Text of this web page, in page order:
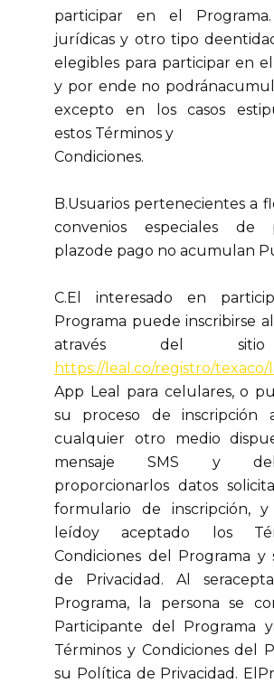
participar en el Programa.
jurídicas y otro tipo
elegibles para participar en
y por ende no
excepto en los casos
estos Términos y
Condiciones.
B.Usuarios pertenecientes a
convenios especiales de
plazode pago no acumulan
C.El interesado en
Programa puede inscribirse
através del
https://leal.co/registro/texaco/
App Leal para celulares, o
su proceso de inscripción
cualquier otro medio
mensaje SMS y
proporcionarlos datos
formulario de inscripción,
leídoy aceptado los
Condiciones del Programa y
de Privacidad. Al
Programa, la persona se
Participante del Programa
Términos y Condiciones del
su Política de Privacidad.